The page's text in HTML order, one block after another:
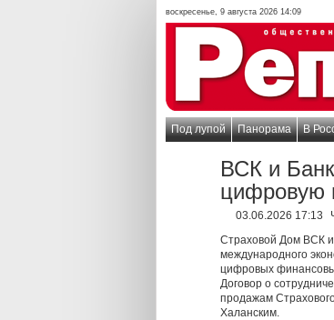
воскресенье, 9 августа 2026 14:09
Под лупой Панорама В
ВСК и
цифровую
03.06.2026 17:13
Страховой Дом ВСК и
международного
цифровых
Договор о
продажам
Халанским.